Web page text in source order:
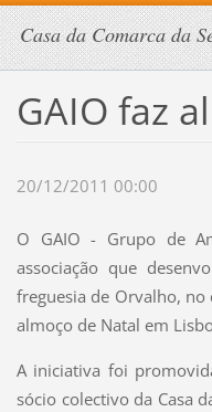
Casa da Comarca da
GAIO faz
20/12/2011 00:00
O GAIO - Grupo de
associação que
freguesia de Orvalho,
almoço de Natal em
A iniciativa foi
sócio colectivo da Casa